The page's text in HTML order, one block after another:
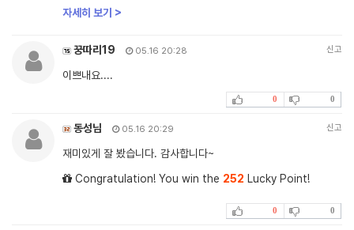
자세히 보기 >
꿍따리19 05.16 20:28 신고
이쁘내요....
0 0
동성님 05.16 20:29 신고
재미있게 잘 봤습니다. 감사합니다~
Congratulation! You win the 252 Lucky Point!
0 0